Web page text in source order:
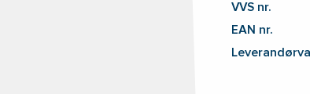
VVS nr.
EAN nr.